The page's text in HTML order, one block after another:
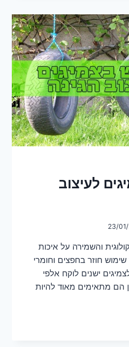
לעיצוב
23/
והשמירה על איכות
חוזר בחפצים וחומרי
ישנים לוקח אלפי
הם מתאימים מאוד להיות